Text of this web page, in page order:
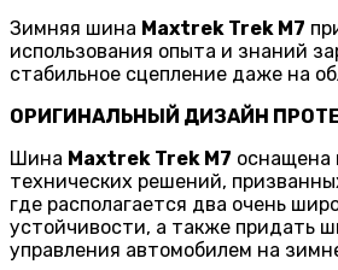
Зимняя шина Maxtrek Trek M7
использования опыта и знаний
стабильное сцепление даже на
ОРИГИНАЛЬНЫЙ ДИЗАЙН
Шина Maxtrek Trek M7 оснащена
технических решений,
где располагается два очень
устойчивости, а также придать
управления автомобилем на